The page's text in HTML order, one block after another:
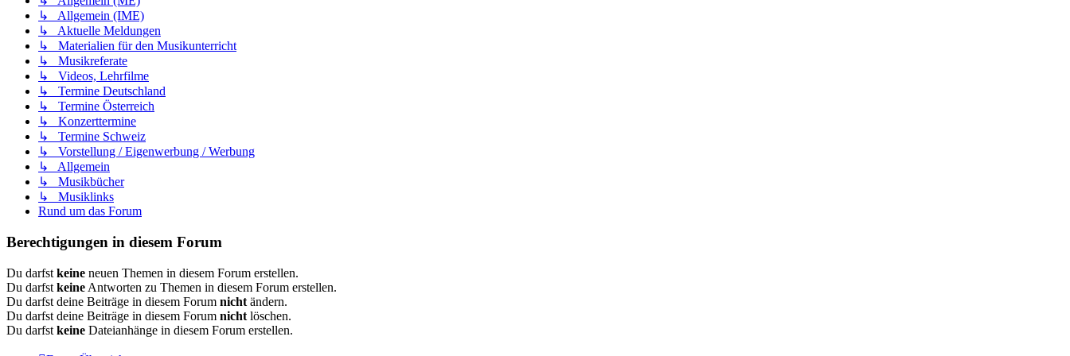
↳ Allgemein (IME)
↳ Aktuelle Meldungen
↳ Materialien für den Musikunterricht
↳ Musikreferate
↳ Videos, Lehrfilme
↳ Termine Deutschland
↳ Termine Österreich
↳ Konzerttermine
↳ Termine Schweiz
↳ Vorstellung / Eigenwerbung / Werbung
↳ Allgemein
↳ Musikbücher
↳ Musiklinks
Rund um das Forum
Berechtigungen in diesem Forum
Du darfst keine neuen Themen in diesem Forum erstellen.
Du darfst keine Antworten zu Themen in diesem Forum erstellen.
Du darfst deine Beiträge in diesem Forum nicht ändern.
Du darfst deine Beiträge in diesem Forum nicht löschen.
Du darfst keine Dateianhänge in diesem Forum erstellen.